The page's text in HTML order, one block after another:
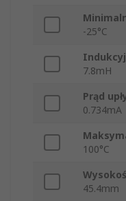
-25°C
7.8mH
Prąd
0.734mA
100°C
45.4mm